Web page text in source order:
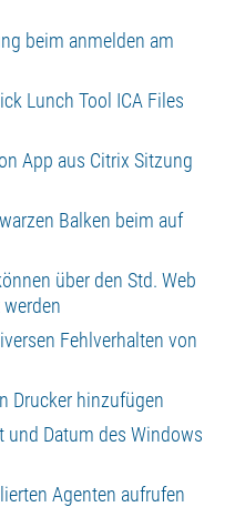
beim anmelden am
Lunch Tool ICA Files
App aus Citrix Sitzung
Balken beim auf
über den Std. Web
Fehlverhalten von
Drucker hinzufügen
und Datum des Windows
Agenten aufrufen